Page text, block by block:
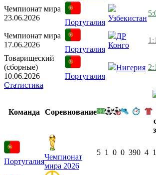
Чемпионат мира
23.06.2026
Португалия Узбекистан
Чемпионат мира
17.06.2026
Португалия
ДР
Конго
1:1
Товарищеский
(сборные)
10.06.2026
Португалия
Нигерия 2:1
Статистика
Команда Соревнование
Португалия
Чемпионат
мира 2026
5 1 0 0 390 4 1